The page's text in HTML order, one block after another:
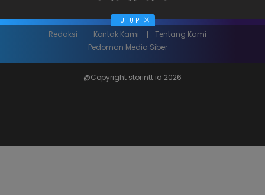
Redaksi Kontak Kami
Tentang Kami
Pedoman Media Siber
@Copyright storintt.id 2026
TUTUP